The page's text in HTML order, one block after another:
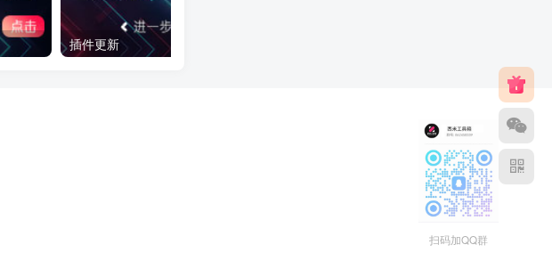
插件更新
扫码加QQ群